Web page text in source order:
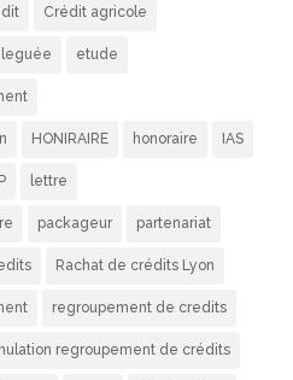
Crédit agricole
etude
HONIRAIRE honoraire IAS
lettre
packageur partenariat
Rachat de crédits Lyon
regroupement de credits
regroupement de crédits